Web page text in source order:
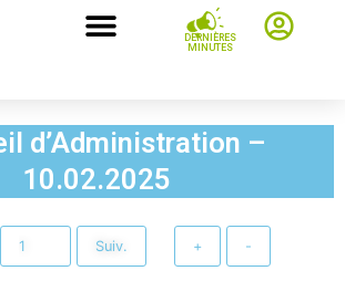
DERNIÈRES
MINUTES
d’Administration –
10.02.2025
Suiv. + -